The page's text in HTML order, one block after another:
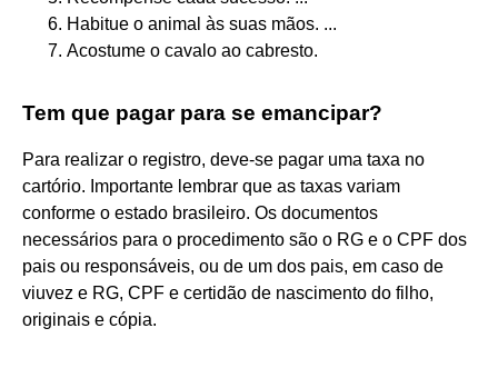
Habitue o animal às suas mãos. ...
Acostume o cavalo ao cabresto.
Tem que pagar para se emancipar?
Para realizar o registro, deve-se pagar uma taxa no
cartório. Importante lembrar que as taxas variam
conforme o estado brasileiro. Os documentos
necessários para o procedimento são o RG e o CPF dos
pais ou responsáveis, ou de um dos pais, em caso de
viuvez e RG, CPF e certidão de nascimento do filho,
originais e cópia.